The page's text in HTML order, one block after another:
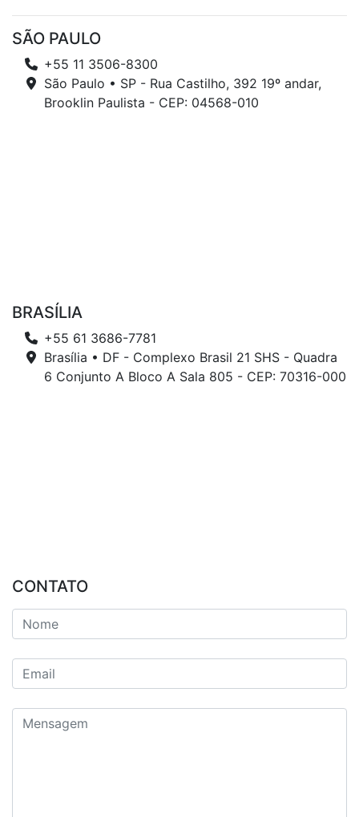
SÃO PAULO
+55 11 3506-8300
São Paulo • SP - Rua Castilho, 392 19º andar,
Brooklin Paulista - CEP: 04568-010
BRASÍLIA
+55 61 3686-7781
Brasília • DF - Complexo Brasil 21 SHS - Quadra
6 Conjunto A Bloco A Sala 805 - CEP: 70316-000
CONTATO